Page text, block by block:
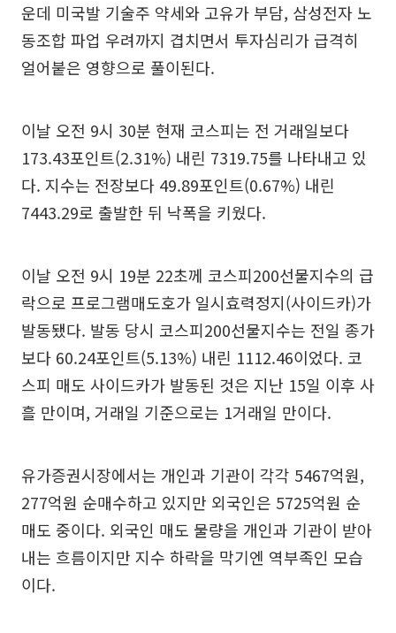
운데 미국발 기술주 약세와 고유가 부담, 삼성전자 노
동조합 파업 우려까지 겹치면서 투자심리가 급격히
얼어붙은 영향으로 풀이된다.
이날 오전 9시 30분 현재 코스피는 전 거래일보다
173.43포인트(2.31%) 내린 7319.75를 나타내고 있
다. 지수는 전장보다 49.89포인트(0.67%) 내린
7443.29로 출발한 뒤 낙폭을 키웠다.
이날 오전 9시 19분 22초께 코스피200선물지수의 급
락으로 프로그램매도호가 일시효력정지(사이드카)가
발동됐다. 발동 당시 코스피200선물지수는 전일 종가
보다 60.24포인트(5.13%) 내린 1112.46이었다. 코
스피 매도 사이드카가 발동된 것은 지난 15일 이후 사
흘 만이며, 거래일 기준으로는 1거래일 만이다.
유가증권시장에서는 개인과 기관이 각각 5467억원,
277억원 순매수하고 있지만 외국인은 5725억원 순
매도 중이다. 외국인 매도 물량을 개인과 기관이 받아
내는 흐름이지만 지수 하락을 막기엔 역부족인 모습
이다.